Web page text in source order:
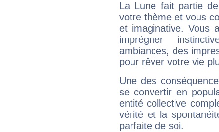
La Lune fait partie
votre thème et vous
et imaginative. Vous
imprégner
ambiances, des
pour rêver votre vie
Une des
se convertir en
entité collective
vérité et la
parfaite de soi.